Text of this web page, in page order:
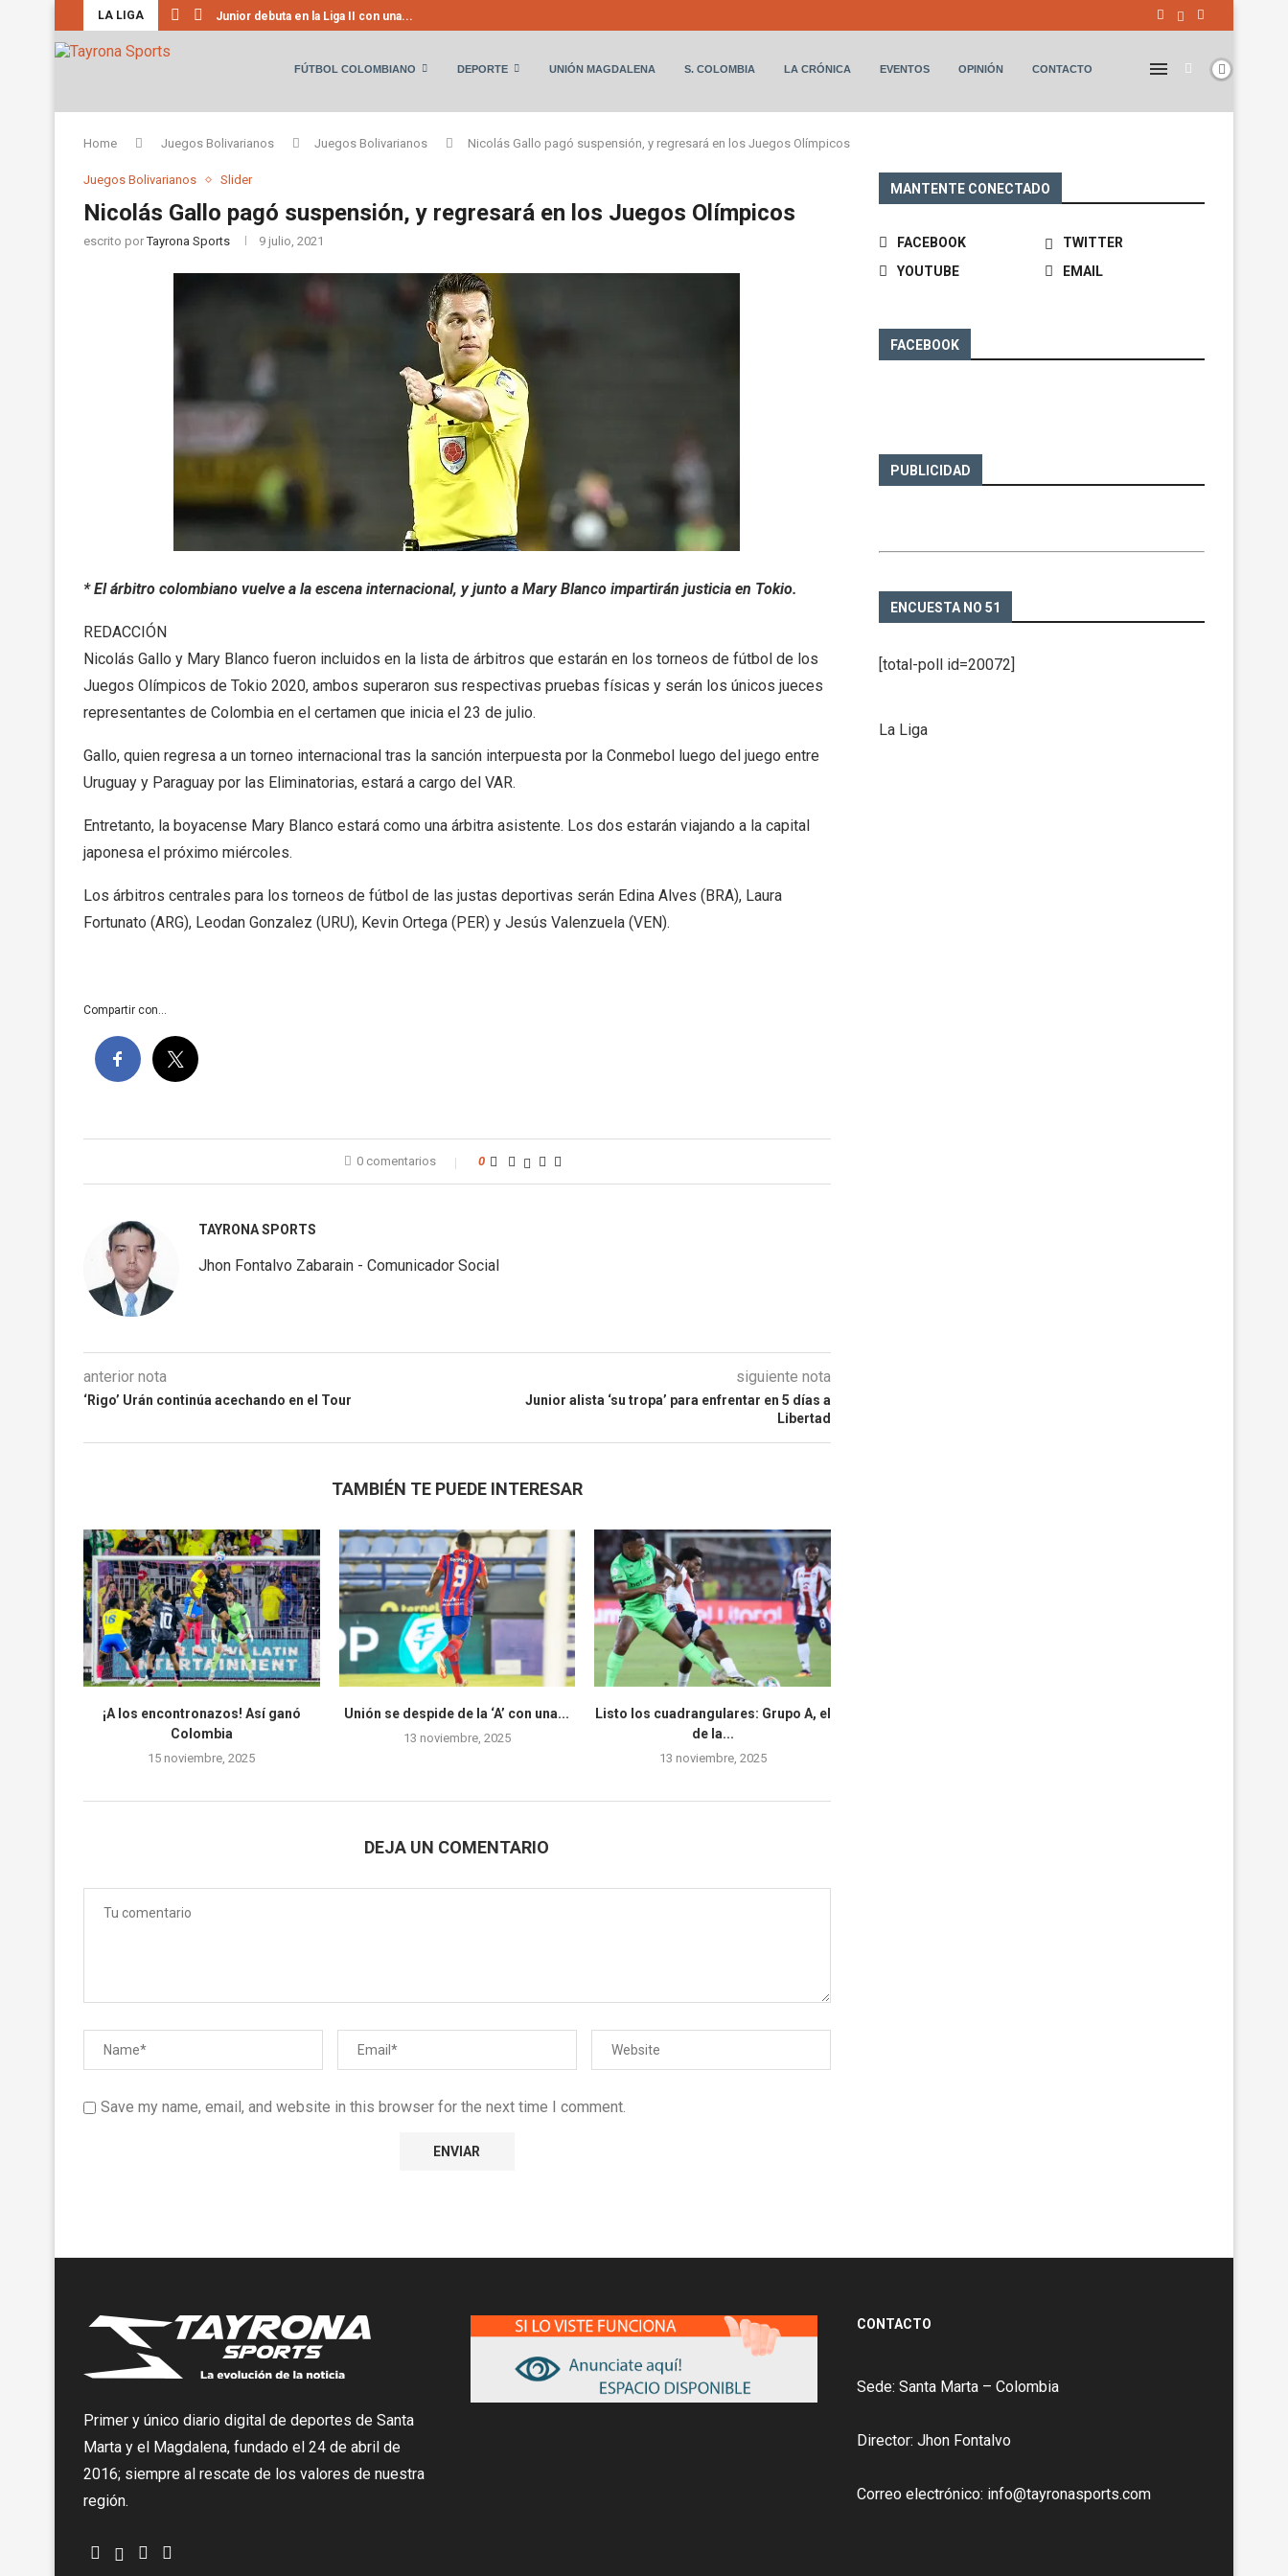
LA LIGA Junior debuta en la Liga II con una...
FÚTBOL COLOMBIANO DEPORTE UNIÓN MAGDALENA S. COLOMBIA LA CRÓNICA EVENTOS OPINIÓN CONTACTO
Home Juegos Bolivarianos Juegos Bolivarianos Nicolás Gallo pagó suspensión, y regresará en los Juegos Olímpicos
Juegos Bolivarianos Slider
Nicolás Gallo pagó suspensión, y regresará en los Juegos Olímpicos
escrito porTayrona Sports 9 julio, 2021
* El árbitro colombiano vuelve a la escena internacional, y junto a Mary Blanco impartirán justicia en Tokio.
REDACCIÓN
Nicolás Gallo y Mary Blanco fueron incluidos en la lista de árbitros que estarán en los torneos de fútbol de los
Juegos Olímpicos de Tokio 2020, ambos superaron sus respectivas pruebas físicas y serán los únicos jueces
representantes de Colombia en el certamen que inicia el 23 de julio.
Gallo, quien regresa a un torneo internacional tras la sanción interpuesta por la Conmebol luego del juego entre
Uruguay y Paraguay por las Eliminatorias, estará a cargo del VAR.
Entretanto, la boyacense Mary Blanco estará como una árbitra asistente. Los dos estarán viajando a la capital
japonesa el próximo miércoles.
Los árbitros centrales para los torneos de fútbol de las justas deportivas serán Edina Alves (BRA), Laura
Fortunato (ARG), Leodan Gonzalez (URU), Kevin Ortega (PER) y Jesús Valenzuela (VEN).
Compartir con...
0 comentarios 0
TAYRONA SPORTS
Jhon Fontalvo Zabarain - Comunicador Social
anterior nota
‘Rigo’ Urán continúa acechando en el Tour
siguiente nota
Junior alista ‘su tropa’ para enfrentar en 5 días a
Libertad
TAMBIÉN TE PUEDE INTERESAR
¡A los encontronazos! Así ganó
Colombia
15 noviembre, 2025
Unión se despide de la ‘A’ con una...
13 noviembre, 2025
Listo los cuadrangulares: Grupo A, el
de la...
13 noviembre, 2025
DEJA UN COMENTARIO
Save my name, email, and website in this browser for the next time I comment.
MANTENTE CONECTADO
FACEBOOK
TWITTER
YOUTUBE
EMAIL
FACEBOOK
PUBLICIDAD
ENCUESTA NO 51
[total-poll id=20072]
La Liga
Primer y único diario digital de deportes de Santa
Marta y el Magdalena, fundado el 24 de abril de
2016; siempre al rescate de los valores de nuestra
región.
CONTACTO
Sede: Santa Marta – Colombia
Director: Jhon Fontalvo
Correo electrónico: info@tayronasports.com